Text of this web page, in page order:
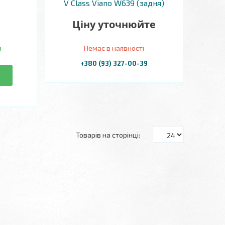
V Class Viano W639 (задня)
Ціну уточнюйте
Немає в наявності
+380 (93) 327-00-39